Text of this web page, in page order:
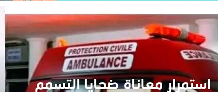
استمرار معاناة ضحايا التسمم